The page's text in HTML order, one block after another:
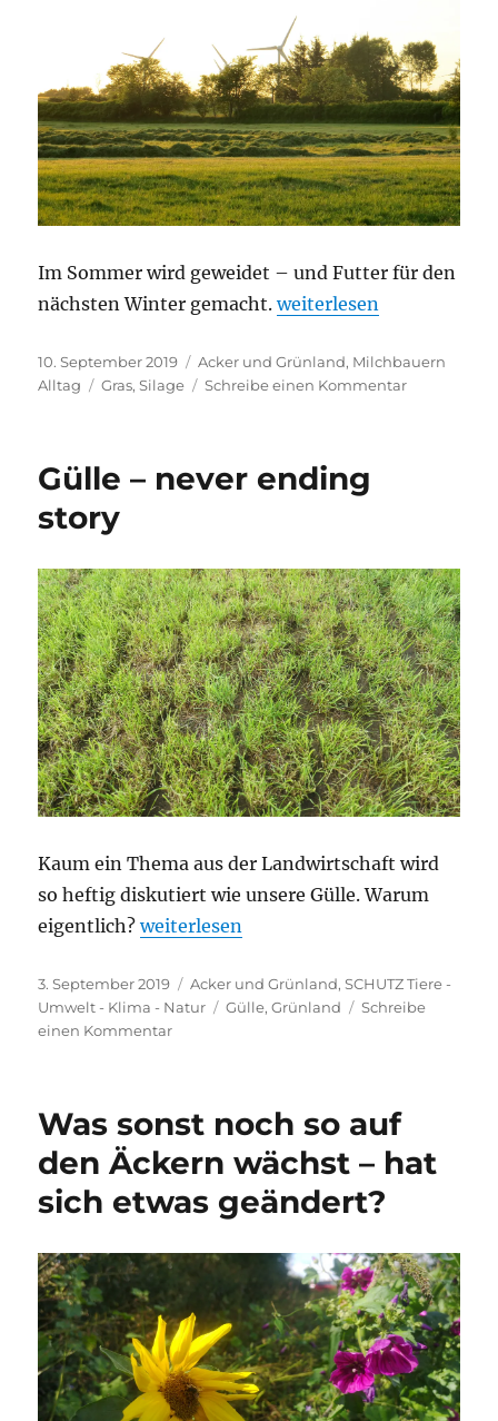
Im Sommer wird geweidet – und Futter für den
nächsten Winter gemacht.„Gras ernten!“
weiterlesen
Veröffentlicht
am
10. September 2019 Kategorien
Acker und Grünland, Milchbauern
Alltag
Schlagwörter
Gras,Silage Schreibe einen Kommentarzu
Gülle – never ending
story
Kaum ein Thema aus der Landwirtschaft wird
so heftig diskutiert wie unsere Gülle. Warum
eigentlich?„Gülle – never ending story“
weiterlesen
Veröffentlicht
am
3. September 2019 Kategorien
Acker und Grünland,SCHUTZ Tiere -
Umwelt - Klima - Natur
Schlagwörter
Gülle,Grünland
Schreibe
einen Kommentarzu
ending
Was sonst noch so auf
den Äckern wächst – hat
sich etwas geändert?